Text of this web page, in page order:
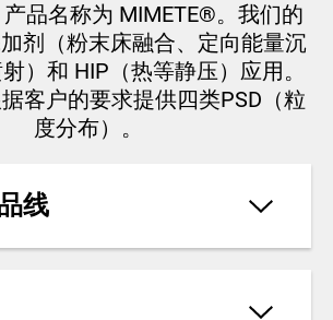
品名称为 MIMETE®。我们的
剂（粉末床融合、定向能量沉
）和 HIP（热等静压）应用。
客户的要求提供四类PSD（粒
度分布）。
线